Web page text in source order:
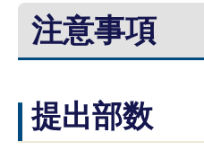
注意事項
提出部数